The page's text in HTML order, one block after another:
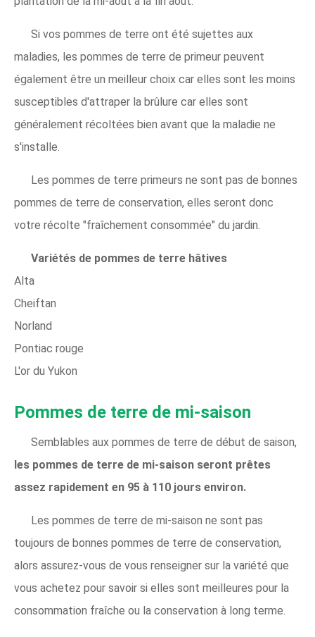
Si vos pommes de terre ont été sujettes aux
maladies, les pommes de terre de primeur peuvent
également être un meilleur choix car elles sont les moins
susceptibles d'attraper la brûlure car elles sont
généralement récoltées bien avant que la maladie ne
s'installe.
Les pommes de terre primeurs ne sont pas de bonnes
pommes de terre de conservation, elles seront donc
votre récolte "fraîchement consommée" du jardin.
Variétés de pommes de terre hâtives
Alta
Cheiftan
Norland
Pontiac rouge
L'or du Yukon
Pommes de terre de mi-saison
Semblables aux pommes de terre de début de saison,
les pommes de terre de mi-saison seront prêtes
assez rapidement en 95 à 110 jours environ.
Les pommes de terre de mi-saison ne sont pas
toujours de bonnes pommes de terre de conservation,
alors assurez-vous de vous renseigner sur la variété que
vous achetez pour savoir si elles sont meilleures pour la
consommation fraîche ou la conservation à long terme.